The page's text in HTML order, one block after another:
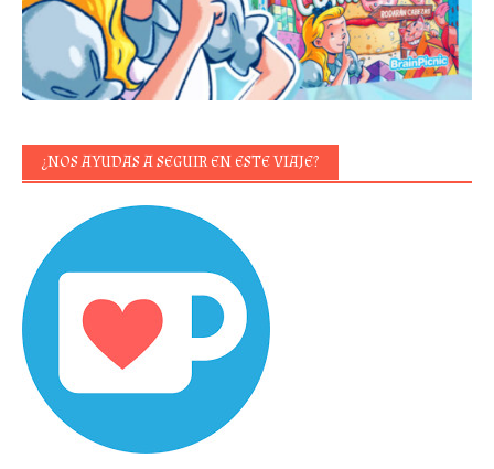
¿NOS AYUDAS A SEGUIR EN ESTE VIAJE?